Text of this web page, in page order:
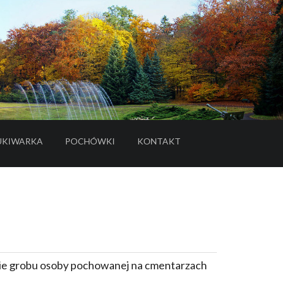
POCHÓWKI
- LINK DO SERWISU ZEWNĘTRZNEGO
KONTAKT
grobu osoby pochowanej na cmentarzach